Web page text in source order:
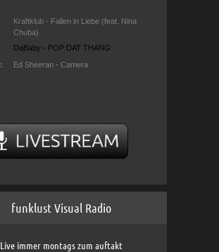
funklust Visual Radio
Live immer montags zum auftakt